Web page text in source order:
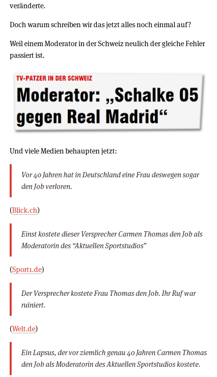
veränderte.
Doch warum schreiben wir das jetzt alles noch einmal auf?
Weil einem Moderator in der Schweiz neulich der gleiche Fehler
passiert ist.
Und viele Medien behaupten jetzt:
Vor 40 Jahren hat in Deutschland eine Frau deswegen sogar
den Job verloren.
(Blick.ch)
Einst kostete dieser Versprecher Carmen Thomas den Job als
Moderatorin des “Aktuellen Sportstudios”
(Sport1.de)
Der Versprecher kostete Frau Thomas den Job. Ihr Ruf war
ruiniert.
(Welt.de)
Ein Lapsus, der vor ziemlich genau 40 Jahren Carmen Thomas
den Job als Moderatorin des Aktuellen Sportstudios kostete.